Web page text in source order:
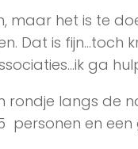
maar het is te
Dat is fijn…toch
ga
rondje langs de
personen en